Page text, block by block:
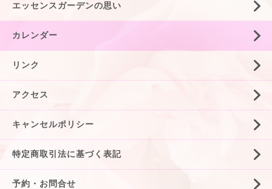
エッセンスガーデンの思い
カレンダー
リンク
アクセス
キャンセルポリシー
特定商取引法に基づく表記
予約・お問合せ